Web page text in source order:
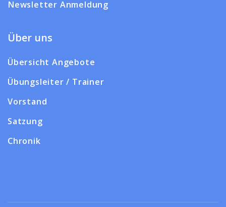
Newsletter Anmeldung
Über uns
Übersicht Angebote
Übungsleiter / Trainer
Vorstand
Satzung
Chronik